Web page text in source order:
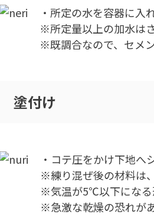
・所定の水を容器に入
※所定量以上の加水は
※既調合なので、セメ
塗付け
・コテ圧をかけ下地へ
※練り混ぜ後の材料は
※気温が5℃以下になる
※急激な乾燥の恐れが